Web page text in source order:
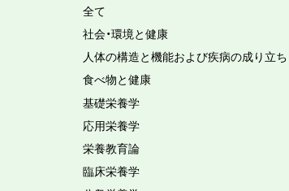
全て
社会・環境と健康
人体の構造と機能および疾病の成り立ち
食べ物と健康
基礎栄養学
応用栄養学
栄養教育論
臨床栄養学